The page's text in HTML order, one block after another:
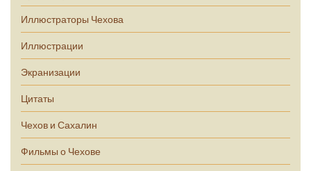
Иллюстраторы Чехова
Иллюстрации
Экранизации
Цитаты
Чехов и Сахалин
Фильмы о Чехове